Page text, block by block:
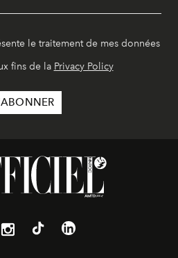
le traitement de mes données
fins de la Privacy Policy